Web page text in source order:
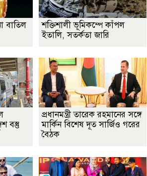
বাতিল
শক্তিশালী ভূমিকম্পে কাঁপল
ইতালি, সতর্কতা জারি
বস্তু
প্রধানমন্ত্রী তারেক রহমানের সঙ্গে
মার্কিন বিশেষ দূত সার্জিও গরের
বৈঠক